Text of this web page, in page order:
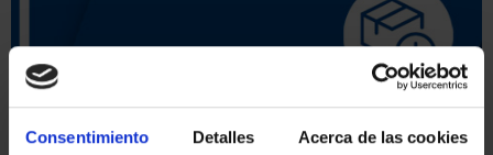
Consentimiento Detalles Acerca de las cookies